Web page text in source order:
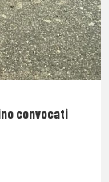
convocati